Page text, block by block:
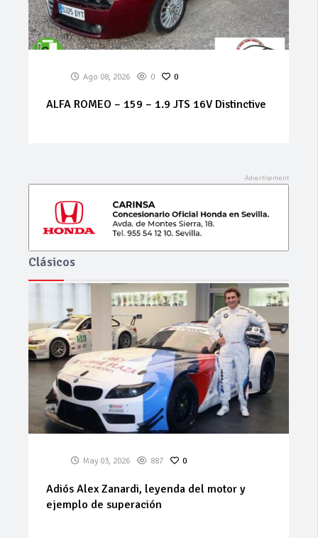
Ago 07, 2026 0 0
MERCEDES Sprinter 314 cdi
Clásicos
May 03, 2026 887 0
Adiós Alex Zanardi, leyenda del motor y
ejemplo de superación